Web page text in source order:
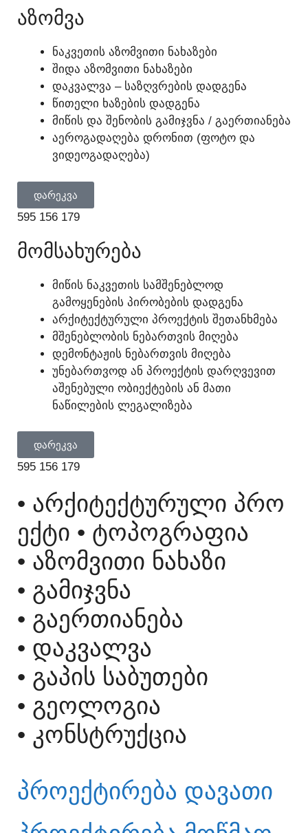
ᲐᲖᲝᲛᲕᲐ
ᲜᲐᲙᲕᲔᲗᲘᲡ ᲐᲖᲝᲛᲕᲘᲗᲘ ᲜᲐᲮᲐᲖᲔᲑᲘ
ᲨᲘᲓᲐ ᲐᲖᲝᲛᲕᲘᲗᲘ ᲜᲐᲮᲐᲖᲔᲑᲘ
ᲓᲐᲙᲕᲐᲚᲕᲐ – ᲡᲐᲖᲦᲕᲠᲔᲑᲘᲡ ᲓᲐᲓᲒᲔᲜᲐ
ᲬᲘᲗᲔᲚᲘ ᲮᲐᲖᲔᲑᲘᲡ ᲓᲐᲓᲒᲔᲜᲐ
ᲛᲘᲬᲘᲡ ᲓᲐ ᲨᲔᲜᲝᲑᲘᲡ ᲒᲐᲛᲘᲯᲕᲜᲐ / ᲒᲐᲔᲠᲗᲘᲐᲜᲔᲑᲐ
ᲐᲔᲠᲝᲒᲐᲓᲐᲦᲔᲑᲐ ᲓᲠᲝᲜᲘᲗ (ᲤᲝᲢᲝ ᲓᲐ
ᲕᲘᲓᲔᲝᲒᲐᲓᲐᲦᲔᲑᲐ)
ᲓᲐᲠᲔᲙᲕᲐ
595 156 179
ᲛᲝᲛᲡᲐᲮᲣᲠᲔᲑᲐ
ᲛᲘᲬᲘᲡ ᲜᲐᲙᲕᲔᲗᲘᲡ ᲡᲐᲛᲨᲔᲜᲔᲑᲚᲝᲓ
ᲒᲐᲛᲝᲧᲔᲜᲔᲑᲘᲡ ᲞᲘᲠᲝᲑᲔᲑᲘᲡ ᲓᲐᲓᲒᲔᲜᲐ
ᲐᲠᲥᲘᲢᲔᲥᲢᲣᲠᲣᲚᲘ ᲞᲠᲝᲔᲥᲢᲘᲡ ᲨᲔᲗᲐᲜᲮᲛᲔᲑᲐ
ᲛᲨᲔᲜᲔᲑᲚᲝᲑᲘᲡ ᲜᲔᲑᲐᲠᲗᲕᲘᲡ ᲛᲘᲦᲔᲑᲐ
ᲓᲔᲛᲝᲜᲢᲐᲟᲘᲡ ᲜᲔᲑᲐᲠᲗᲕᲘᲡ ᲛᲘᲦᲔᲑᲐ
ᲣᲜᲔᲑᲐᲠᲗᲕᲝᲓ ᲐᲜ ᲞᲠᲝᲔᲥᲢᲘᲡ ᲓᲐᲠᲦᲕᲔᲕᲘᲗ
ᲐᲨᲔᲜᲔᲑᲣᲚᲘ ᲝᲑᲘᲔᲥᲢᲔᲑᲘᲡ ᲐᲜ ᲛᲐᲗᲘ
ᲜᲐᲬᲘᲚᲔᲑᲘᲡ ᲚᲔᲒᲐᲚᲘᲖᲔᲑᲐ
ᲓᲐᲠᲔᲙᲕᲐ
595 156 179
• ᲐᲠᲥᲘᲢᲔᲥᲢᲣᲠᲣᲚᲘ ᲞᲠᲝ
ᲔᲥᲢᲘ • ᲢᲝᲞᲝᲒᲠᲐᲤᲘᲐ
• ᲐᲖᲝᲛᲕᲘᲗᲘ ᲜᲐᲮᲐᲖᲘ
• ᲒᲐᲛᲘᲯᲕᲜᲐ
• ᲒᲐᲔᲠᲗᲘᲐᲜᲔᲑᲐ
• ᲓᲐᲙᲕᲐᲚᲕᲐ
• ᲒᲐᲞᲘᲡ ᲡᲐᲑᲣᲗᲔᲑᲘ
• ᲒᲔᲝᲚᲝᲒᲘᲐ
• ᲙᲝᲜᲡᲢᲠᲣᲥᲪᲘᲐ
ᲞᲠᲝᲔᲥᲢᲘᲠᲔᲑᲐ ᲓᲐᲕᲐᲗᲘ